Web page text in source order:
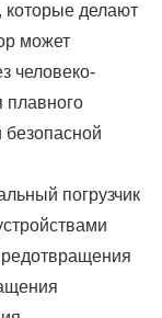
которые делают
может
человеко-
безопасной
погрузчик